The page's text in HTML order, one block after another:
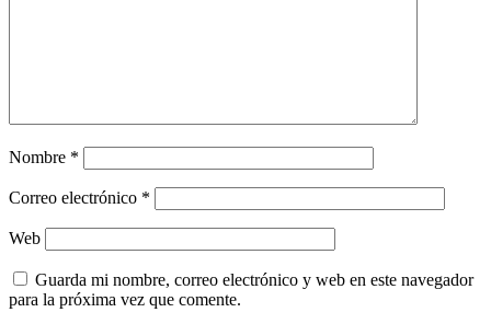
Nombre *
Correo electrónico *
Web
Guarda mi nombre, correo electrónico y web en este navegador
para la próxima vez que comente.